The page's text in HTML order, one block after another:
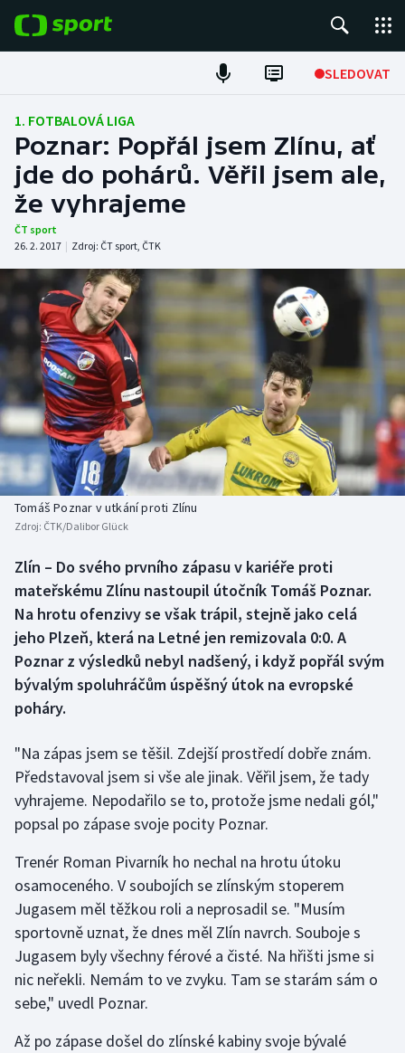
SLEDOVAT
Fotbal
Hokej
Tenis
Atletika
Cyklistika
DALŠÍ SPORTY
Americký fotbal
Baseball a softbal
Basketbal
Biatlon
Box
Curling
Dostihy
Florbal
Futsal
Golf
Gymnastika
Házená
Jezdectví
Judo
NEPŘEHLÉDNĚTE
Soutěže
Historické návraty
Aplikace ČT sport
1. FOTBALOVÁ LIGA
Poznar: Popřál jsem Zlínu, ať
jde do pohárů. Věřil jsem ale,
že vyhrajeme
ČT sport
26. 2. 2017 | Zdroj: ČT sport, ČTK
Tomáš Poznar v utkání proti Zlínu
Zdroj: ČTK/Dalibor Glück
Zlín – Do svého prvního zápasu v kariéře proti
mateřskému Zlínu nastoupil útočník Tomáš Poznar.
Na hrotu ofenzivy se však trápil, stejně jako celá
jeho Plzeň, která na Letné jen remizovala 0:0. A
Poznar z výsledků nebyl nadšený, i když popřál svým
bývalým spoluhráčům úspěšný útok na evropské
poháry.
"Na zápas jsem se těšil. Zdejší prostředí dobře znám.
Představoval jsem si vše ale jinak. Věřil jsem, že tady
vyhrajeme. Nepodařilo se to, protože jsme nedali gól,"
popsal po zápase svoje pocity Poznar.
Trenér Roman Pivarník ho nechal na hrotu útoku
osamoceného. V soubojích se zlínským stoperem
Jugasem měl těžkou roli a neprosadil se. "Musím
sportovně uznat, že dnes měl Zlín navrch. Souboje s
Jugasem byly všechny férové a čisté. Na hřišti jsme si
nic neřekli. Nemám to ve zvyku. Tam se starám sám o
sebe," uvedl Poznar.
Až po zápase došel do zlínské kabiny svoje bývalé